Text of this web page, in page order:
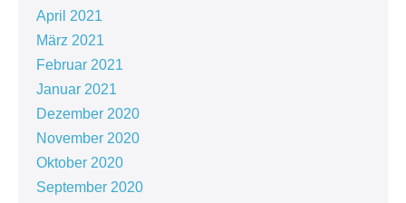
April 2021
März 2021
Februar 2021
Januar 2021
Dezember 2020
November 2020
Oktober 2020
September 2020